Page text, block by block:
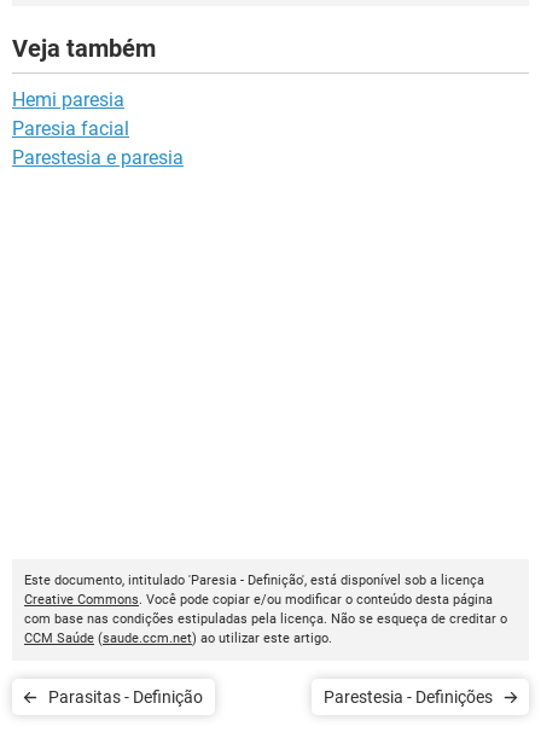
Veja também
Hemi paresia
Paresia facial
Parestesia e paresia
Este documento, intitulado 'Paresia - Definição', está disponível sob a licença
Creative Commons. Você pode copiar e/ou modificar o conteúdo desta página
com base nas condições estipuladas pela licença. Não se esqueça de creditar o
CCM Saúde (saude.ccm.net) ao utilizar este artigo.
Parasitas - Definição Parestesia - Definições